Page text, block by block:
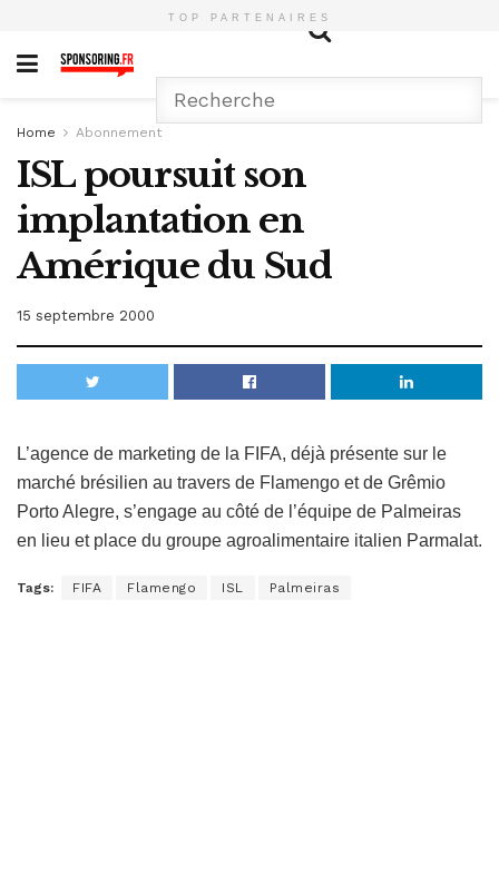
TOP PARTENAIRES
Home Abonnement
ISL poursuit son
implantation en
Amérique du Sud
15 septembre 2000
L’agence de marketing de la FIFA, déjà présente sur le
marché brésilien au travers de Flamengo et de Grêmio
Porto Alegre, s’engage au côté de l’équipe de Palmeiras
en lieu et place du groupe agroalimentaire italien Parmalat.
Tags: FIFA Flamengo ISL Palmeiras